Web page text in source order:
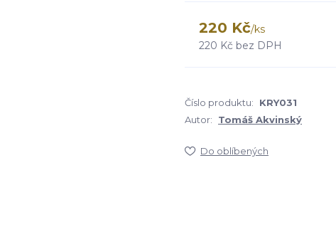
220 Kč/ks
220 Kč bez DPH
Číslo produktu: KRY031
Autor:
Tomáš Akvinský
Do oblíbených